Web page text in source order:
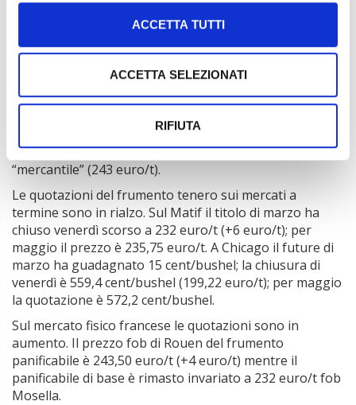
ACCETTA TUTTI
ACCETTA SELEZIONATI
RIFIUTA
lieve aumento a Bologna.
A Milano il “forza” è fermo a 310 euro/t, il frumento
panificabile a 256,50 euro/t.
A Bologna tutte le categorie sono invariate ad
eccezione del “panificabile superiore” (271,50 euro/t) e
del “fino” (261,50 euro/t), che aumentano di 2 euro/t; il
“forza” è invece fermo a 313 euro/t, così come il
“mercantile” (243 euro/t).
Le quotazioni del frumento tenero sui mercati a
termine sono in rialzo. Sul Matif il titolo di marzo ha
chiuso venerdì scorso a 232 euro/t (+6 euro/t); per
maggio il prezzo è 235,75 euro/t. A Chicago il future di
marzo ha guadagnato 15 cent/bushel; la chiusura di
venerdì è 559,4 cent/bushel (199,22 euro/t); per maggio
la quotazione è 572,2 cent/bushel.
Sul mercato fisico francese le quotazioni sono in
aumento. Il prezzo fob di Rouen del frumento
panificabile è 243,50 euro/t (+4 euro/t) mentre il
panificabile di base è rimasto invariato a 232 euro/t fob
Mosella.